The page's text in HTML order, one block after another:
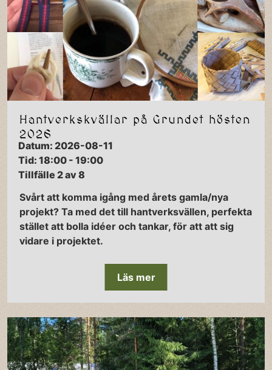
Hantverkskvällar på Grundet hösten
2026
Datum: 2026-08-11
Tid: 18:00 - 19:00
Tillfälle 2 av 8
Svårt att komma igång med årets gamla/nya
projekt? Ta med det till hantverksvällen, perfekta
stället att bolla idéer och tankar, för att att sig
vidare i projektet.
Läs mer